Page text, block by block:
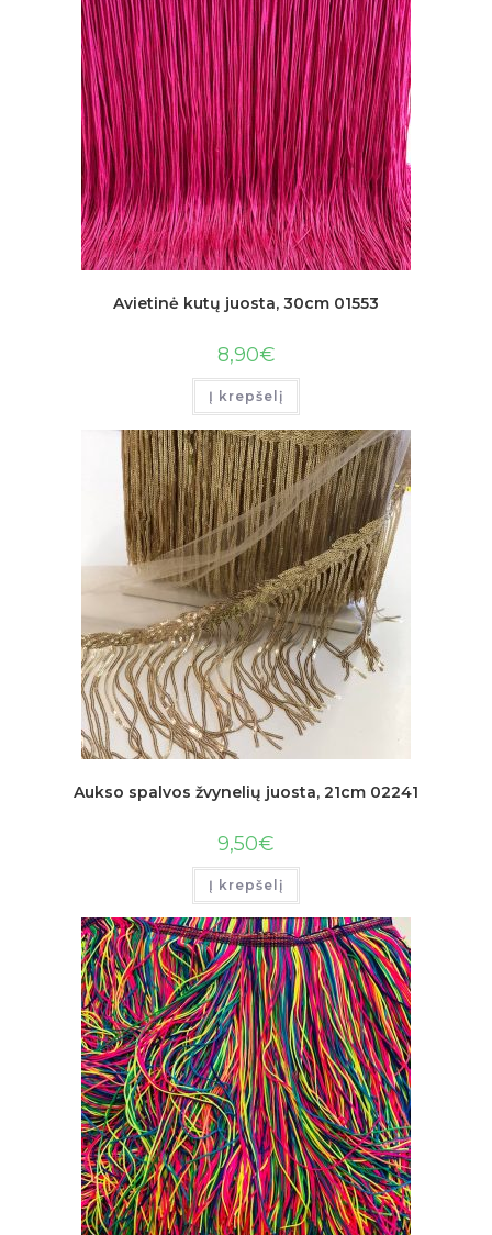
Avietinė kutų juosta, 30cm 01553
8,90€
Į krepšelį
Aukso spalvos žvynelių juosta, 21cm 02241
9,50€
Į krepšelį